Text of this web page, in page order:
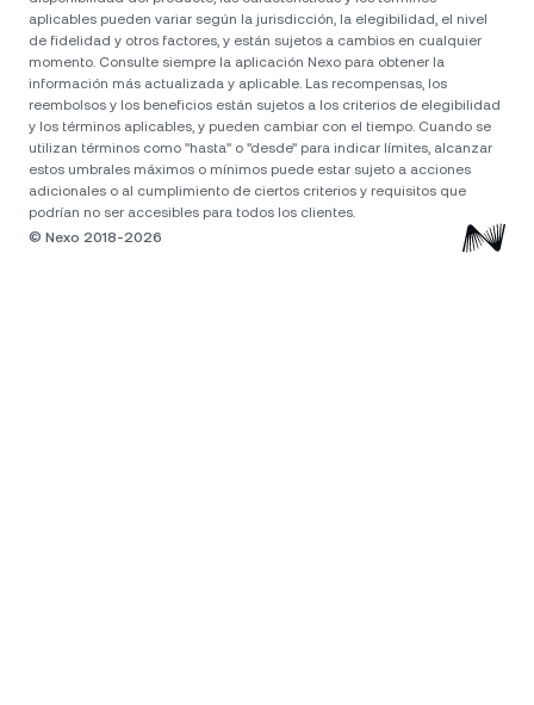
aplicables pueden variar según la jurisdicción, la elegibilidad, el nivel
de fidelidad y otros factores, y están sujetos a cambios en cualquier
momento. Consulte siempre la aplicación Nexo para obtener la
información más actualizada y aplicable. Las recompensas, los
reembolsos y los beneficios están sujetos a los criterios de elegibilidad
y los términos aplicables, y pueden cambiar con el tiempo. Cuando se
utilizan términos como "hasta" o "desde" para indicar límites, alcanzar
estos umbrales máximos o mínimos puede estar sujeto a acciones
adicionales o al cumplimiento de ciertos criterios y requisitos que
© Nexo 2018-2026